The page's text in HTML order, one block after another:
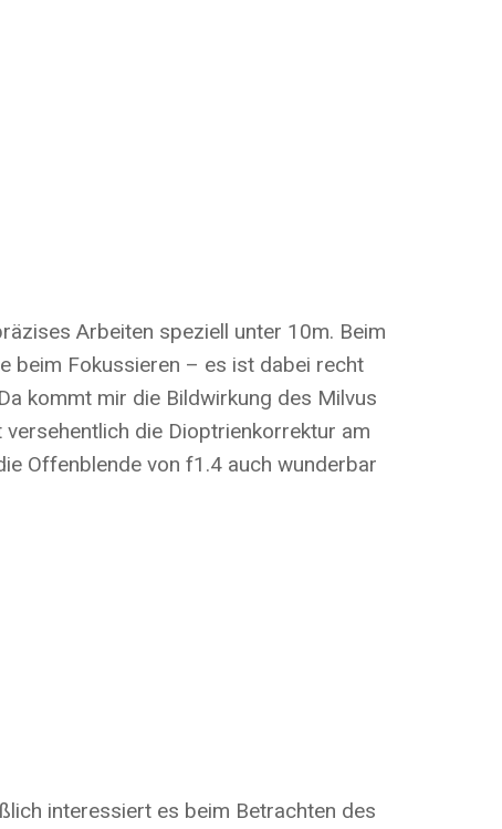
Arbeiten speziell unter 10m. Beim
beim Fokussieren – es ist dabei recht
kommt mir die Bildwirkung des Milvus
die Dioptrienkorrektur am
Offenblende von f1.4 auch wunderbar
interessiert es beim Betrachten des